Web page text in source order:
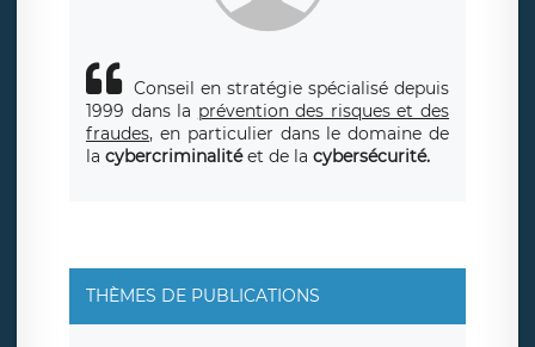
Conseil en stratégie spécialisé depuis
1999 dans la prévention des risques et des
fraudes, en particulier dans le domaine de
la cybercriminalitéet de la cybersécurité.
THÈMES DE PUBLICATIONS